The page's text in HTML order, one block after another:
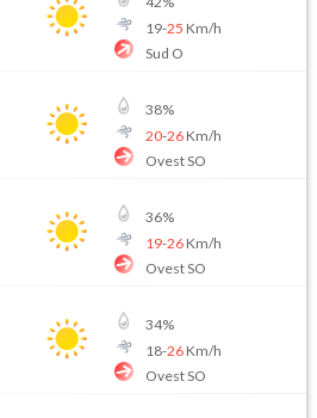
19-25 Km/h
Sud O
38%
20-26Km/h
Ovest SO
36%
19-26Km/h
Ovest SO
34%
18-26Km/h
Ovest SO